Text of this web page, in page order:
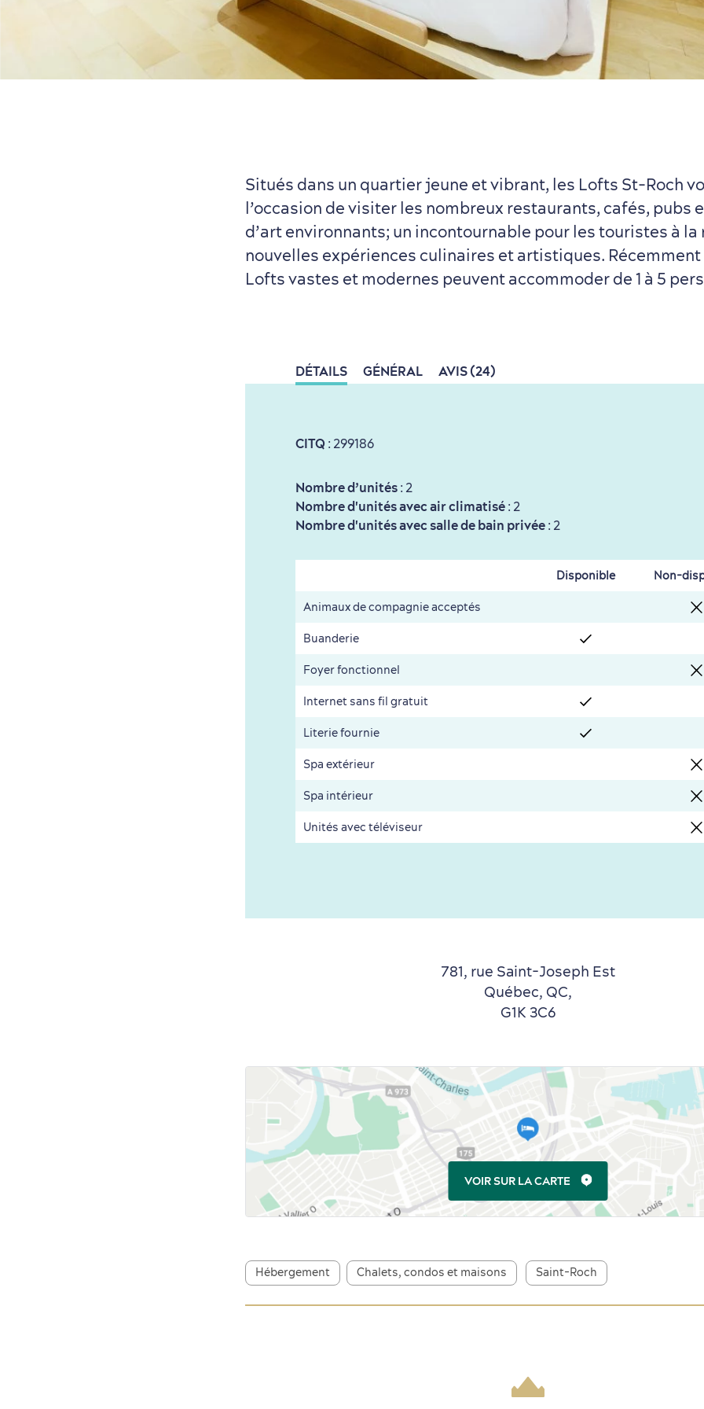
Situés dans un quartier jeune et vibrant, les Lofts St-Roch
l’occasion de visiter les nombreux restaurants, cafés, pubs
d’art environnants; un incontournable pour les touristes à la
nouvelles expériences culinaires et artistiques. Récemment
Lofts vastes et modernes peuvent accommoder de 1 à 5
DÉTAILS GÉNÉRAL AVIS (24)
CITQ : 299186
Nombre d’unités : 2
Nombre d'unités avec air climatisé : 2
Nombre d'unités avec salle de bain privée : 2
Disponible Non-
Animaux de compagnie acceptés
Buanderie
Foyer fonctionnel
Internet sans fil gratuit
Literie fournie
Spa extérieur
Spa intérieur
Unités avec téléviseur
781, rue Saint-Joseph Est
Québec, QC,
G1K 3C6
VOIR SUR LA CARTE
Hébergement Chalets, condos et maisons Saint-Roch